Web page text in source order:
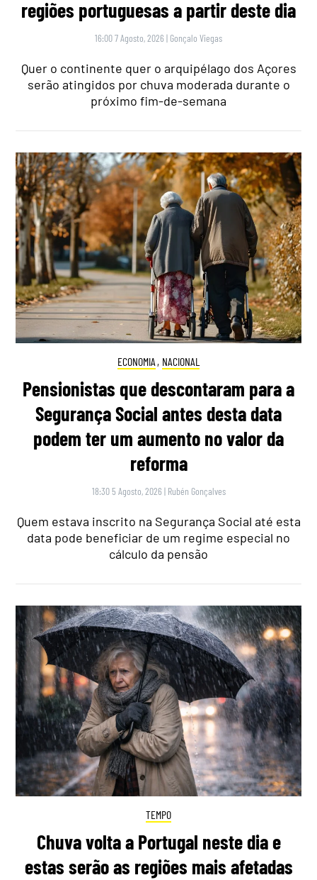
regiões portuguesas a partir deste dia
16:00 7 Agosto, 2026 | Gonçalo Viegas
Quer o continente quer o arquipélago dos Açores
serão atingidos por chuva moderada durante o
próximo fim-de-semana
ECONOMIA , NACIONAL
Pensionistas que descontaram para a
Segurança Social antes desta data
podem ter um aumento no valor da
reforma
18:30 5 Agosto, 2026 | Rubén Gonçalves
Quem estava inscrito na Segurança Social até esta
data pode beneficiar de um regime especial no
cálculo da pensão
TEMPO
Chuva volta a Portugal neste dia e
estas serão as regiões mais afetadas